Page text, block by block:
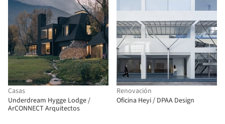
Casas
Underdream Hygge Lodge /
ArCONNECT Arquitectos
Renovación
Oficina Heyi / DPAA Design